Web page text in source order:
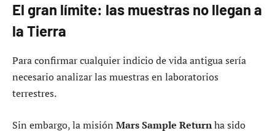
El gran límite: las muestras no llegan a
la Tierra
Para confirmar cualquier indicio de vida antigua sería
necesario analizar las muestras en laboratorios
terrestres.
Sin embargo, la misión Mars Sample Returnha sido